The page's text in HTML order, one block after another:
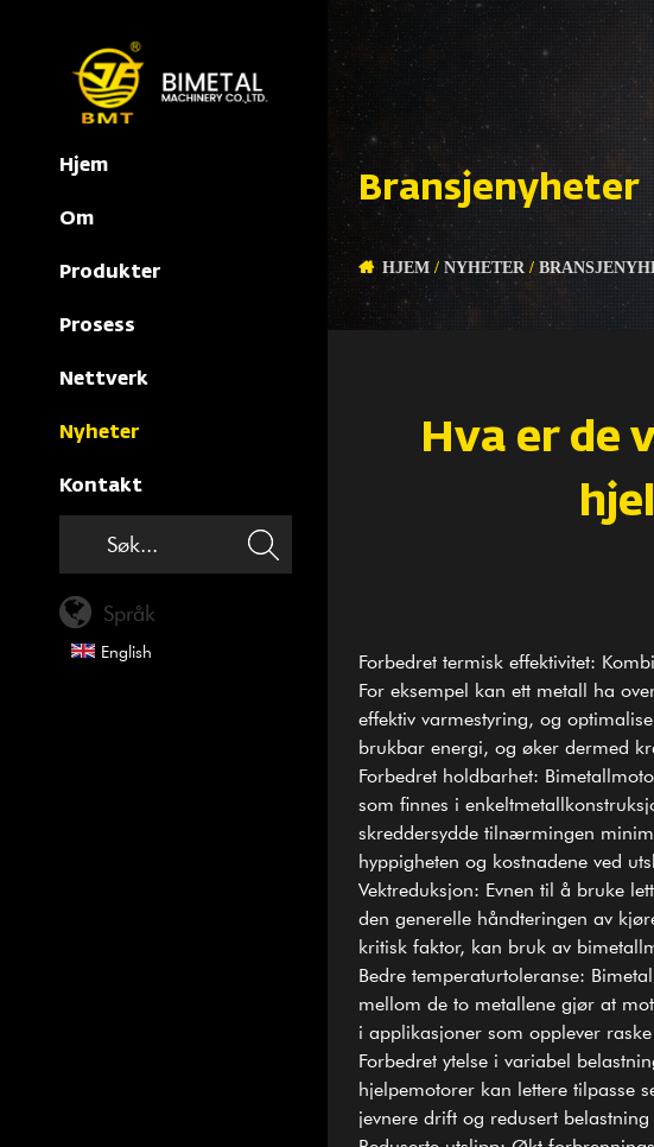
Hjem
Om
Produkter
Prosess
Nettverk
Nyheter
Kontakt
Språk
English
Bransjenyheter
HJEM/ NYHETER /
Hva er de
Forbedret termisk effektivitet:
For eksempel kan ett metall ha
effektiv varmestyring, og
brukbar energi, og øker dermed
Forbedret holdbarhet:
som finnes i
skreddersydde tilnærmingen
hyppigheten og kostnadene ved
Vektreduksjon: Evnen til å bruke
den generelle håndteringen av
kritisk faktor, kan bruk av
Bedre temperaturtoleranse:
mellom de to metallene gjør at
i applikasjoner som opplever
Forbedret ytelse i variabel
hjelpemotorer kan lettere tilpasse
jevnere drift og redusert